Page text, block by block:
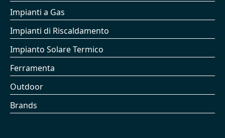
Impianti a Gas
Impianti di Riscaldamento
Impianto Solare Termico
Ferramenta
Outdoor
Brands